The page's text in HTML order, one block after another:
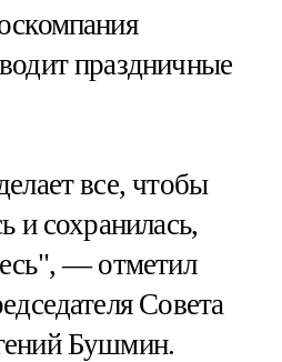
праздничные
все, чтобы
и сохранилась,
— отметил
Совета
Бушмин.